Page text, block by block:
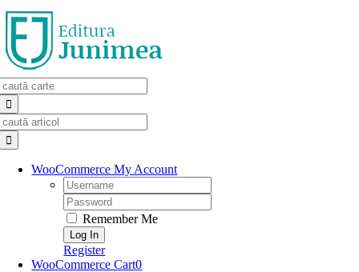
Skip
to
content
WooCommerce My Account
Username:
Password:
Remember Me
Register
WooCommerce Cart0